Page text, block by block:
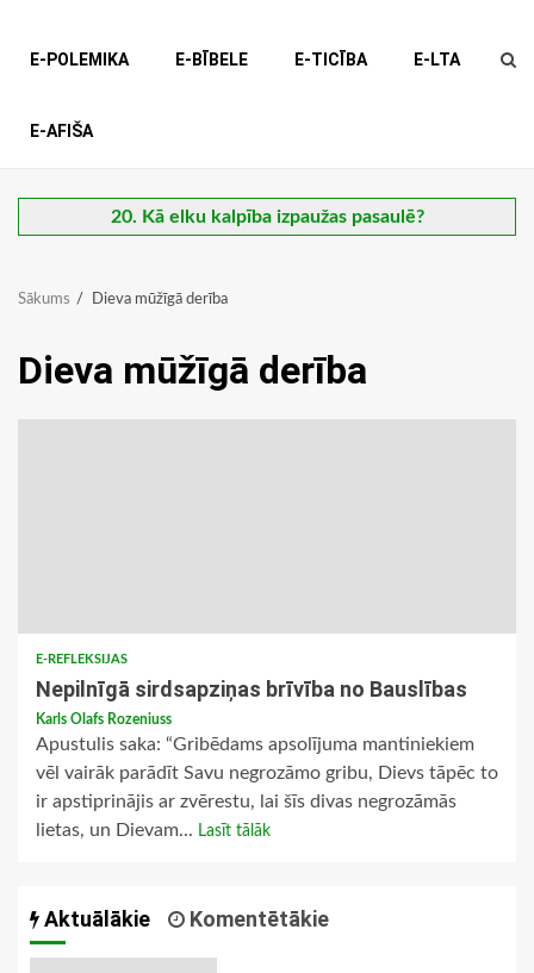
E-POLEMIKA E-BĪBELE E-TICĪBA E-LTA
E-AFIŠA
20. Kā elku kalpība izpaužas pasaulē?
Sākums Dieva mūžīgā derība
Dieva mūžīgā derība
E-REFLEKSIJAS
Nepilnīgā sirdsapziņas brīvība no Bauslības
Karls Olafs Rozeniuss
Apustulis saka: “Gribēdams apsolījuma mantiniekiem
vēl vairāk parādīt Savu negrozāmo gribu, Dievs tāpēc to
ir apstiprinājis ar zvērestu, lai šīs divas negrozāmās
lietas, un Dievam... Lasīt tālāk
Aktuālākie Komentētākie